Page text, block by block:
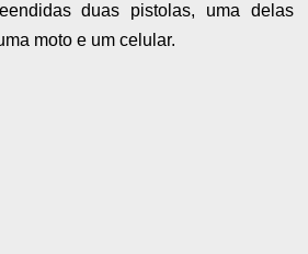
duas pistolas, uma delas
moto e um celular.